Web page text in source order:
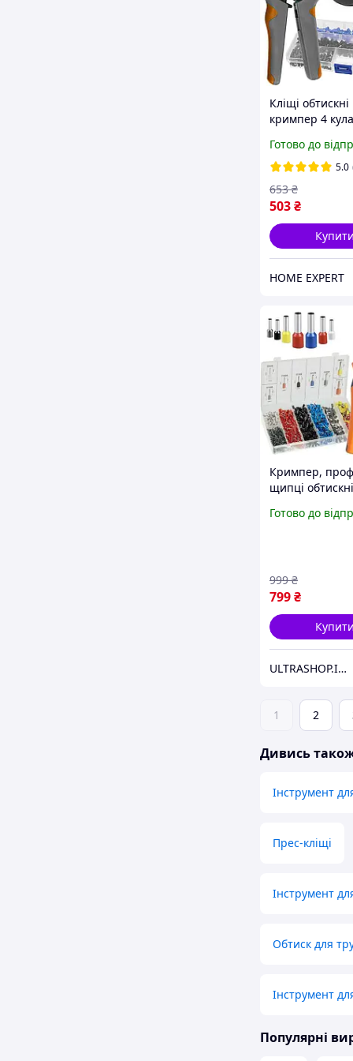
Кліщі обтискні
кримпер 4
23271
Готово до
5.0
503₴
653 ₴
Купити
HOME EXPERT
Кримпер,
щипці
Bigstren
Готово до
799₴
999 ₴
Купити
ULTRASHOP.IN.UA 🛒 Інтернет-магазин трендових гаджетів
1 2
Дивись
Інструмент
Прес-кліщі
Інструмент
Обтиск для
Інструмент
Популярні